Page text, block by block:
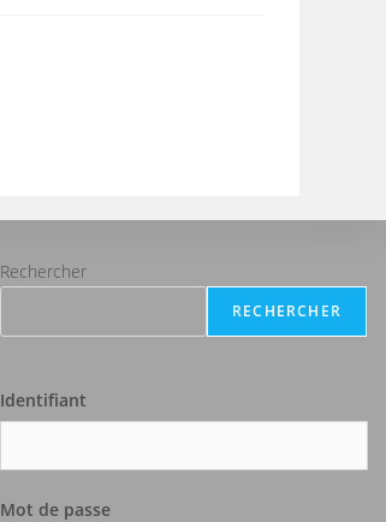
Rechercher
RECHERCHER
Identifiant
Mot de passe